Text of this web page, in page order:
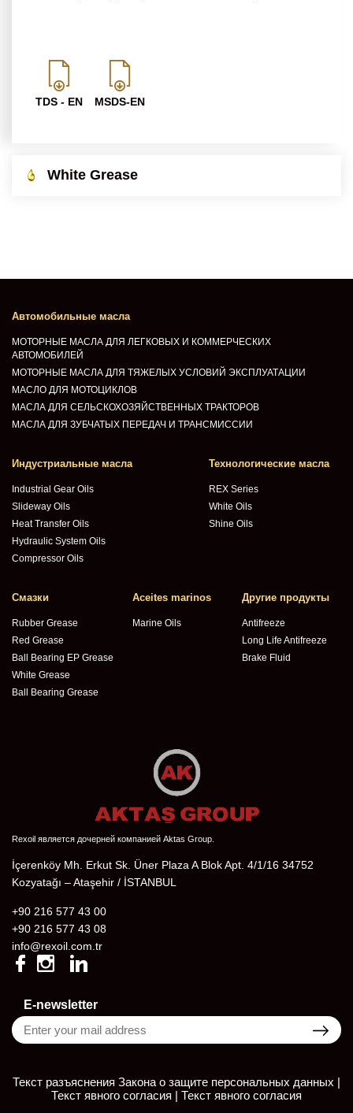
White Grease
TDS - EN MSDS-EN
Автомобильные масла
МОТОРНЫЕ МАСЛА ДЛЯ ЛЕГКОВЫХ И КОММЕРЧЕСКИХ
АВТОМОБИЛЕЙ
МОТОРНЫЕ МАСЛА ДЛЯ ТЯЖЕЛЫХ УСЛОВИЙ ЭКСПЛУАТАЦИИ
МАСЛО ДЛЯ МОТОЦИКЛОВ
МАСЛА ДЛЯ СЕЛЬСКОХОЗЯЙСТВЕННЫХ ТРАКТОРОВ
МАСЛА ДЛЯ ЗУБЧАТЫХ ПЕРЕДАЧ И ТРАНСМИССИИ
Индустриальные масла
Industrial Gear Oils
Slideway Oils
Heat Transfer Oils
Hydraulic System Oils
Compressor Oils
Технологические масла
REX Series
White Oils
Shine Oils
Смазки
Rubber Grease
Red Grease
Ball Bearing EP Grease
White Grease
Ball Bearing Grease
Aceites marinos
Marine Oils
Другие продукты
Antifreeze
Long Life Antifreeze
Brake Fluid
Rexoil является дочерней компанией Aktas Group.
İçerenköy Mh. Erkut Sk. Üner Plaza A Blok Apt. 4/1/16 34752
Kozyatağı – Ataşehir / İSTANBUL
+90 216 577 43 00
+90 216 577 43 08
info@rexoil.com.tr
E-newsletter
Текст разъяснения Закона о защите персональных данных |
Текст явного согласия | Текст явного согласия